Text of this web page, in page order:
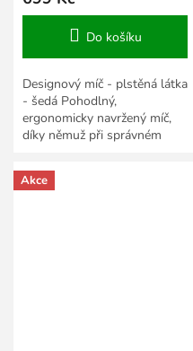
Do košíku
Designový míč - plstěná látka
- šedá Pohodlný,
ergonomicky navržený míč,
díky němuž při správném
břišní svalstvo.
Akce